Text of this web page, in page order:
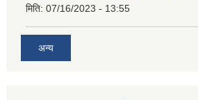
मिति: 07/16/2023 - 13:55
अन्य